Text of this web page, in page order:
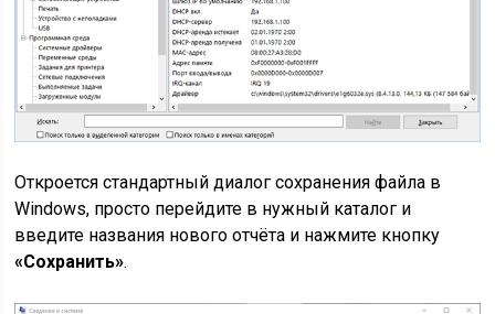
Откроется стандартный диалог сохранения файла в
Windows, просто перейдите в нужный каталог и
введите названия нового отчёта и нажмите кнопку
«Сохранить».